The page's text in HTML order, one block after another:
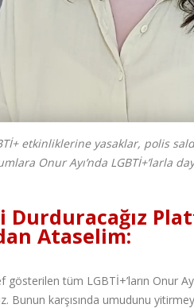
etkinliklerine yasaklar, polis
Onur Ayı’nda LGBTİ+’larla
Durduracağız
Ataselim:
tüm LGBTİ+’ların Onur
Bunun karşısında umudunu